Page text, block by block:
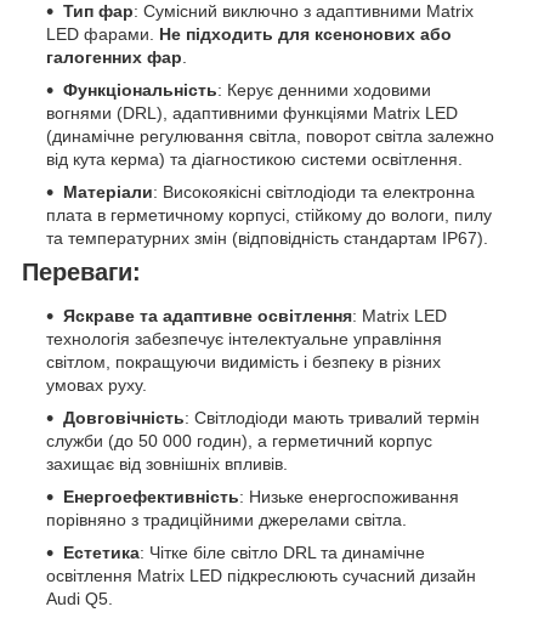
Тип фар: Сумісний виключно з адаптивними Matrix
LED фарами. Не підходить для ксенонових або
галогенних фар.
Функціональність: Керує денними ходовими
вогнями (DRL), адаптивними функціями Matrix LED
(динамічне регулювання світла, поворот світла залежно
від кута керма) та діагностикою системи освітлення.
Матеріали: Високоякісні світлодіоди та електронна
плата в герметичному корпусі, стійкому до вологи, пилу
та температурних змін (відповідність стандартам IP67).
Переваги:
Яскраве та адаптивне освітлення: Matrix LED
технологія забезпечує інтелектуальне управління
світлом, покращуючи видимість і безпеку в різних
умовах руху.
Довговічність: Світлодіоди мають тривалий термін
служби (до 50 000 годин), а герметичний корпус
захищає від зовнішніх впливів.
Енергоефективність: Низьке енергоспоживання
порівняно з традиційними джерелами світла.
Естетика: Чітке біле світло DRL та динамічне
освітлення Matrix LED підкреслюють сучасний дизайн
Audi Q5.